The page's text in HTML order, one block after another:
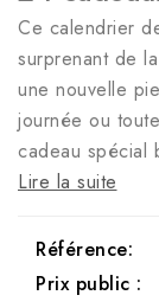
Ce calendrier
surprenant de
une nouvelle
journée ou
cadeau spécial
Lire la suite
Référence:
Prix public :